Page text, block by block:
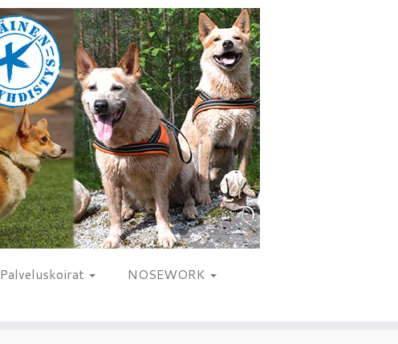
Palveluskoirat
NOSEWORK